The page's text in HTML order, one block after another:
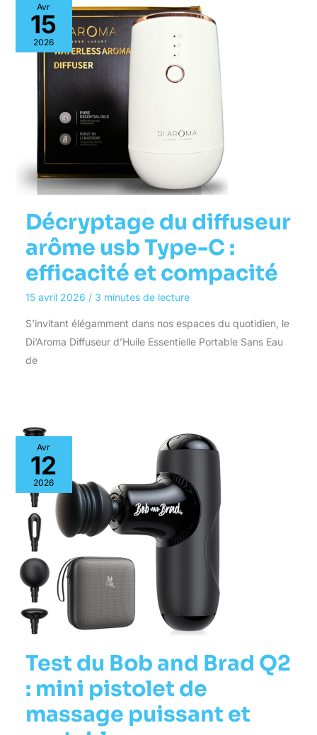
Avr
15
2026
Décryptage du diffuseur
arôme usb Type-C :
efficacité et compacité
15 avril 2026 / 3 minutes de lecture
S’invitant élégamment dans nos espaces du quotidien, le
Di’Aroma Diffuseur d’Huile Essentielle Portable Sans Eau
de
Avr
12
2026
Test du Bob and Brad Q2
: mini pistolet de
massage puissant et